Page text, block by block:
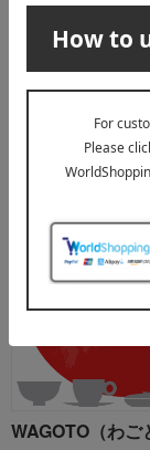
紙箱入り
こ
WAGOTO（わご